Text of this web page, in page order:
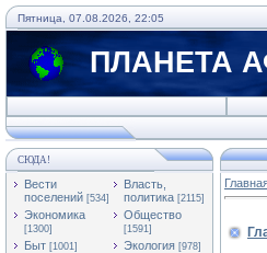
Пятница, 07.08.2026, 22:05
ПЛАНЕТА
СЮДА!
Вести
поселений [534]
Власть,
политика [2115]
Экономика
[1300]
Общество
[1591]
Быт [1001] Экология [978]